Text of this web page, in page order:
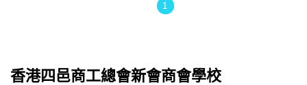
1
香港四邑商工總會新會商會學校